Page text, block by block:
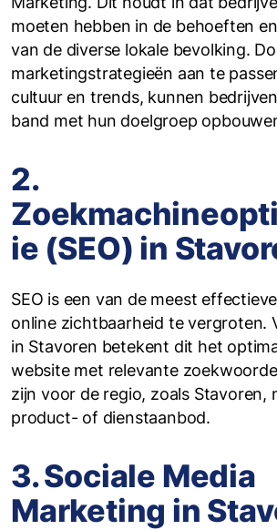
moeten hebben in de behoeften
van de diverse lokale bevolking.
marketingstrategieën aan te
cultuur en trends, kunnen
band met hun doelgroep
2.
ie (SEO) in
SEO is een van de meest
online zichtbaarheid te vergroten.
in Stavoren betekent dit het
website met relevante
zijn voor de regio, zoals Stavoren,
product- of dienstaanbod.
3. Sociale Media
Marketing in